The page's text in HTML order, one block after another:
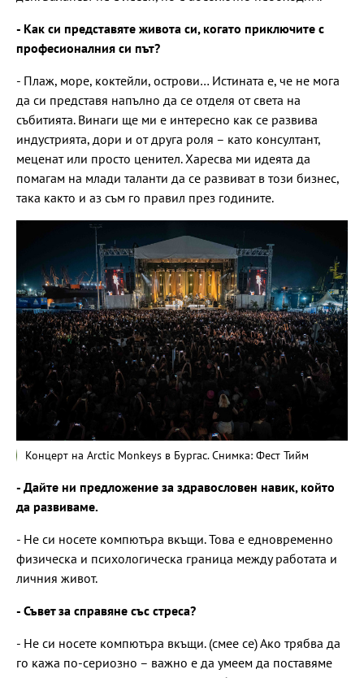
- Как си представяте живота си, когато приключите с
професионалния си път?
- Плаж, море, коктейли, острови… Истината е, че не мога
да си представя напълно да се отделя от света на
събитията. Винаги ще ми е интересно как се развива
индустрията, дори и от друга роля – като консултант,
меценат или просто ценител. Харесва ми идеята да
помагам на млади таланти да се развиват в този бизнес,
така както и аз съм го правил през годините.
Концерт на Arctic Monkeys в Бургас. Снимка: Фест Тийм
- Дайте ни предложение за здравословен навик, който
да развиваме.
- Не си носете компютъра вкъщи. Това е едновременно
физическа и психологическа граница между работата и
личния живот.
- Съвет за справяне със стреса?
- Не си носете компютъра вкъщи. (смее се) Ако трябва да
го кажа по-сериозно – важно е да умеем да поставяме